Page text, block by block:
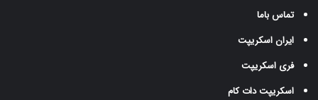
تماس باما
ایران اسکریپت
فری اسکریپت
اسکریپت دات کام